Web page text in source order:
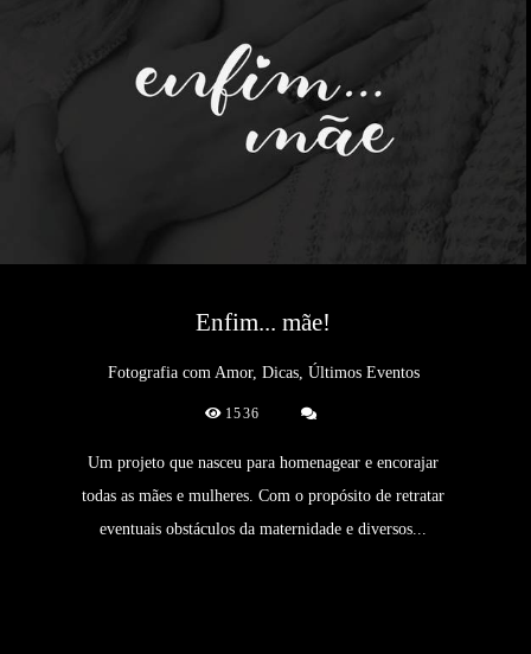
Enfim... mãe!
Fotografia com Amor, Dicas, Últimos Eventos
1536
Um projeto que nasceu para homenagear e encorajar
todas as mães e mulheres. Com o propósito de retratar
eventuais obstáculos da maternidade e diversos...